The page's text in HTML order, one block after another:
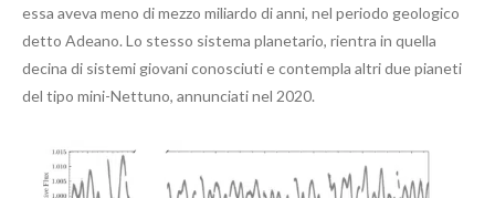
essa aveva meno di mezzo miliardo di anni, nel periodo geologico
detto Adeano. Lo stesso sistema planetario, rientra in quella
decina di sistemi giovani conosciuti e contempla altri due pianeti
del tipo mini-Nettuno, annunciati nel 2020.